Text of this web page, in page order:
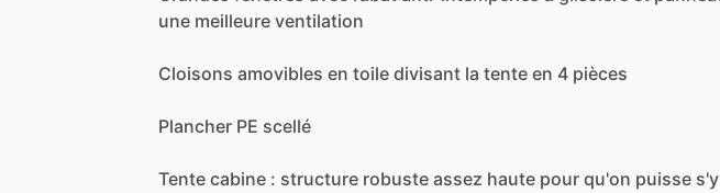
une meilleure ventilation
Cloisons amovibles en toile divisant la tente en 4 pièces
Plancher PE scellé
Tente cabine : structure robuste assez haute pour qu'on puisse s'y